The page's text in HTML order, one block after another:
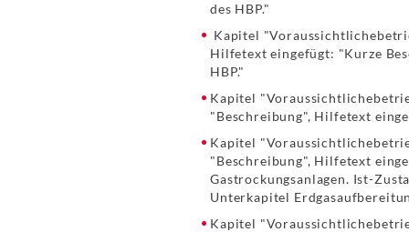
des HBP."
Kapitel
Hilfetext eingefügt: "Kurze
HBP."
Kapitel
"Beschreibung", Hilfetext
Kapitel
"Beschreibung", Hilfetext
Gastrockungsanlagen. Ist-
Unterkapitel
Kapitel